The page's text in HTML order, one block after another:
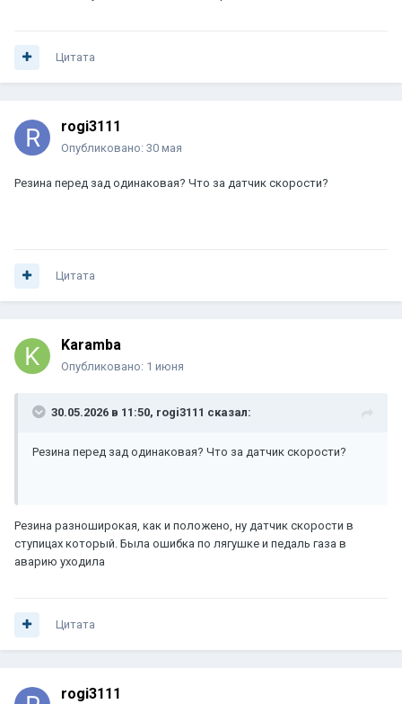
Цитата
rogi3111
Опубликовано: 30 мая
Резина перед зад одинаковая? Что за датчик скорости?
Цитата
Karamba
Опубликовано: 1 июня
30.05.2026 в 11:50, rogi3111 сказал:
Резина перед зад одинаковая? Что за датчик скорости?
Резина разноширокая, как и положено, ну датчик скорости в
ступицах который. Была ошибка по лягушке и педаль газа в
аварию уходила
Цитата
rogi3111